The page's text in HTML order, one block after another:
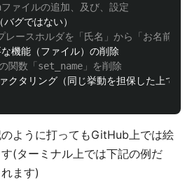
ァイルの追加、及び、設定
レースホルダを「氏名」から「お名前」
関数「set_name」を削除
ように打ってもGitHub上では絵
(ターミナル上では下記の例だ
ます)